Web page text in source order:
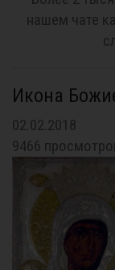
нашем чате
Икона
02.02.2018
9466